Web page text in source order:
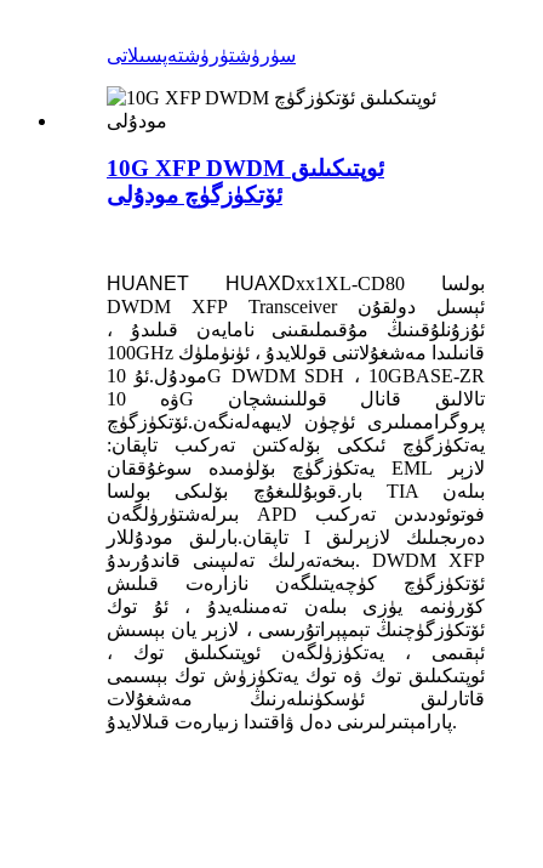
سۈرۈشتۈرۈشتەپسىلاتى
10G XFP DWDM ئوپتىكىلىق
ئۆتكۈزگۈچ مودۇلى
HUANET HUAXDxx1XL-CD80 بولسا
DWDM XFP Transceiver ئېسىل دولقۇن
ئۇزۇنلۇقىنىڭ مۇقىملىقىنى نامايەن قىلىدۇ ،
100GHz قانىلىدا مەشغۇلاتنى قوللايدۇ ، ئۈنۈملۈك
مودۇل.ئۇ 10G DWDM SDH ، 10GBASE-ZR
ۋە 10G تالالىق قانال قوللىنىشچان
پروگراممىلىرى ئۈچۈن لايىھەلەنگەن.ئۆتكۈزگۈچ
يەتكۈزگۈچ ئىككى بۆلەكتىن تەركىب تاپقان:
يەتكۈزگۈچ بۆلۈمىدە سوغۇققان EML لازېر
بار.قوبۇللىغۇچ بۆلىكى بولسا TIA بىلەن
بىرلەشتۈرۈلگەن APD فوتوئودىدىن تەركىب
تاپقان.بارلىق مودۇللار I دەرىجىلىك لازېرلىق
بىخەتەرلىك تەلىپىنى قاندۇرىدۇ. DWDM XFP
ئۆتكۈزگۈچ كۈچەيتىلگەن نازارەت قىلىش
كۆرۈنمە يۈزى بىلەن تەمىنلەيدۇ ، ئۇ توك
ئۆتكۈزگۈچنىڭ تېمپېراتۇرىسى ، لازېر يان بېسىش
ئېقىمى ، يەتكۈزۈلگەن ئوپتىكىلىق توك ،
ئوپتىكىلىق توك ۋە توك يەتكۈزۈش توك بېسىمى
قاتارلىق ئۈسكۈنىلەرنىڭ مەشغۇلات
پارامېتىرلىرىنى دەل ۋاقتىدا زىيارەت قىلالايدۇ.